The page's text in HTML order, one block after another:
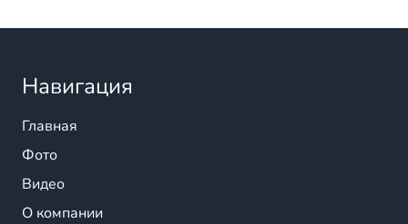
Навигация
Главная
Фото
Видео
О компании